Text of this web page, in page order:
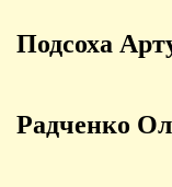
Подсоха
Радченко